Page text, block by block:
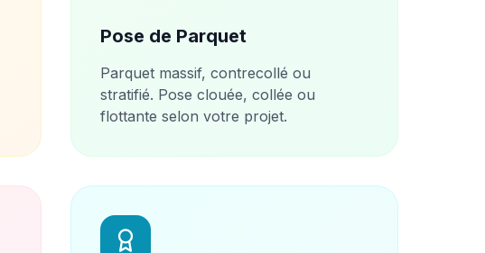
Pose de Parquet
Parquet massif, contrecollé ou
stratifié. Pose clouée, collée ou
flottante selon votre projet.